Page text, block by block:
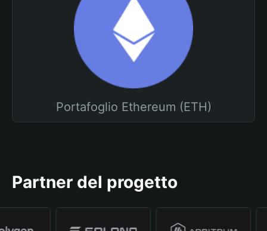
Portafoglio Ethereum (ETH)
Partner del progetto